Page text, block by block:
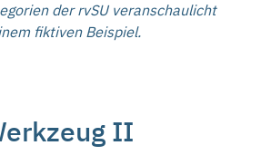
der rvSU veranschaulicht
fiktiven Beispiel.
II